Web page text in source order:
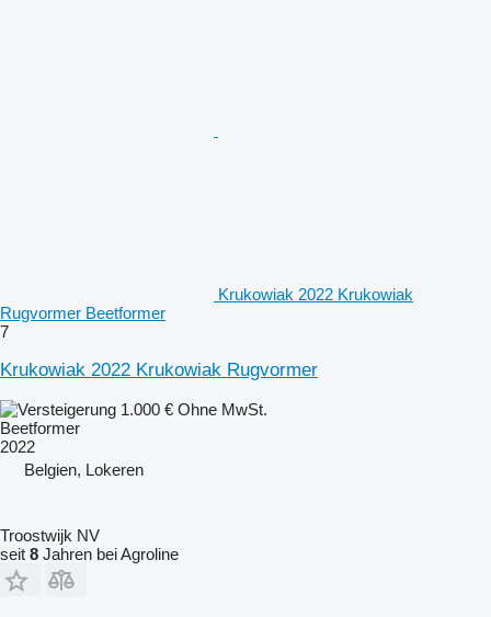
Krukowiak 2022 Krukowiak
Rugvormer Beetformer
7
Krukowiak 2022 Krukowiak Rugvormer
1.000 € Ohne MwSt.
Beetformer
2022
Belgien, Lokeren
Troostwijk NV
seit 8 Jahren bei Agroline